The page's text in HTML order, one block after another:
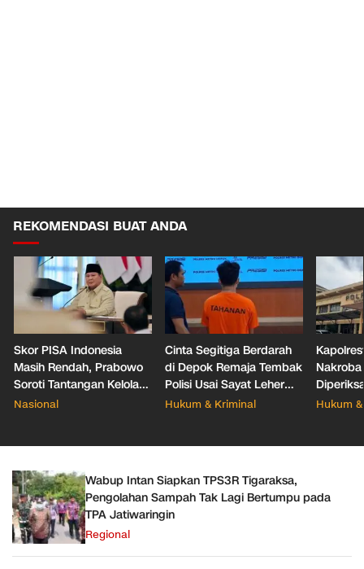
REKOMENDASI BUAT ANDA
Skor PISA Indonesia
Masih Rendah, Prabowo
Soroti Tantangan Kelola
388 Ribu Sekolah
Nasional
Cinta Segitiga Berdarah
di Depok Remaja Tembak
Polisi Usai Sayat Leher
Pacar Baru Mantan
Hukum & Kriminal Hukum
Wabup Intan Siapkan TPS3R Tigaraksa,
Pengolahan Sampah Tak Lagi Bertumpu pada
TPA Jatiwaringin
Regional